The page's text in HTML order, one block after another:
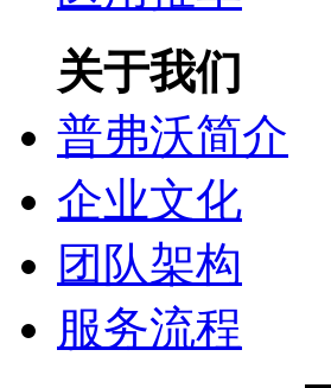
关于我们
普弗沃简介
企业文化
团队架构
服务流程